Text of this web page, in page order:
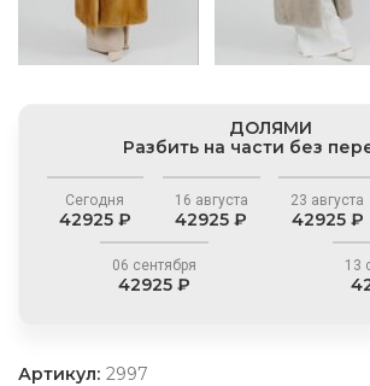
ДОЛЯМИ
Разбить на части без
Сегодня
42925 ₽
16 августа
42925 ₽
23 августа
42925 ₽
06 сентября
42925 ₽
13
Артикул: 2997